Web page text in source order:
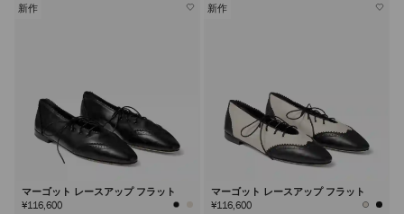
新作
マーゴット レースアップ フラット
¥116,600
新作
マーゴット レースアップ フラット
¥116,600